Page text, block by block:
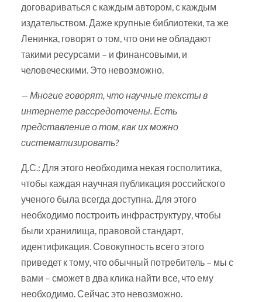
договариваться с каждым автором, с каждым
издательством. Даже крупные библиотеки, та же
Ленинка, говорят о том, что они не обладают
такими ресурсами – и финансовыми, и
человеческими. Это невозможно.
— Многие говорят, что научные тексты в
интернете рассредоточены. Есть
представление о том, как их можно
систематизировать?
Д.С.: Для этого необходима некая госполитика,
чтобы каждая научная публикация российского
ученого была всегда доступна. Для этого
необходимо построить инфраструктуру, чтобы
были хранилища, правовой стандарт,
идентификация. Совокупность всего этого
приведет к тому, что обычный потребитель – мы с
вами – сможет в два клика найти все, что ему
необходимо. Сейчас это невозможно.